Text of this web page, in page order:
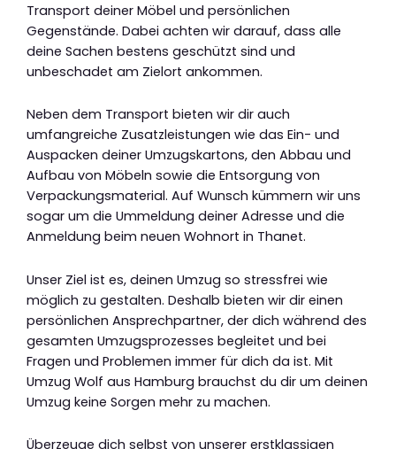
Transport deiner Möbel und persönlichen
Gegenstände. Dabei achten wir darauf, dass alle
deine Sachen bestens geschützt sind und
unbeschadet am Zielort ankommen.
Neben dem Transport bieten wir dir auch
umfangreiche Zusatzleistungen wie das Ein- und
Auspacken deiner Umzugskartons, den Abbau und
Aufbau von Möbeln sowie die Entsorgung von
Verpackungsmaterial. Auf Wunsch kümmern wir uns
sogar um die Ummeldung deiner Adresse und die
Anmeldung beim neuen Wohnort in Thanet.
Unser Ziel ist es, deinen Umzug so stressfrei wie
möglich zu gestalten. Deshalb bieten wir dir einen
persönlichen Ansprechpartner, der dich während des
gesamten Umzugsprozesses begleitet und bei
Fragen und Problemen immer für dich da ist. Mit
Umzug Wolf aus Hamburg brauchst du dir um deinen
Umzug keine Sorgen mehr zu machen.
Überzeuge dich selbst von unserer erstklassigen